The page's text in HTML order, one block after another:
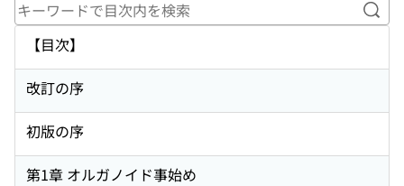
キ
【目次】
改訂の序
初版の序
第1章 オルガノイド事始め